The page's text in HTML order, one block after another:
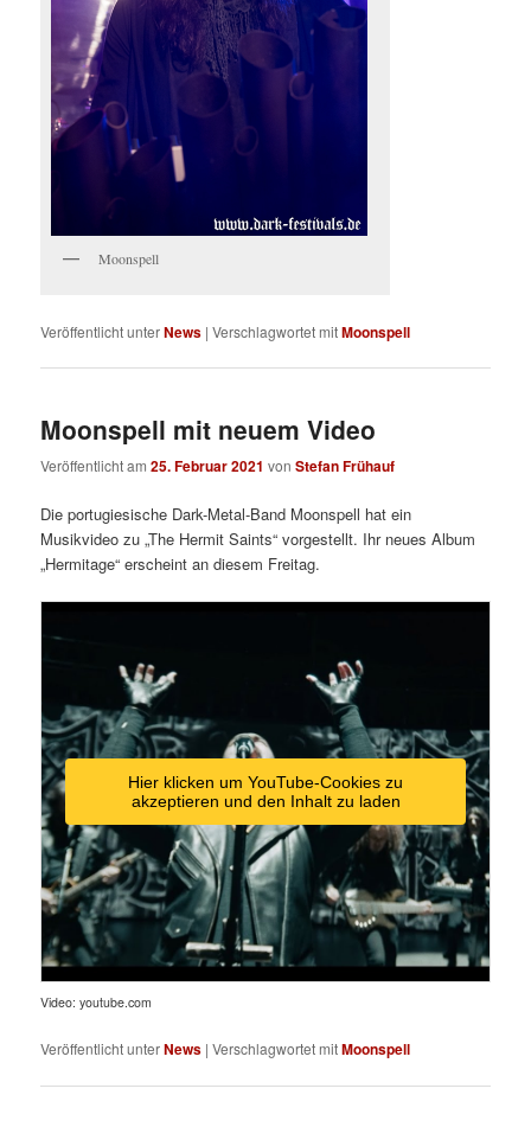
Moonspell
Veröffentlicht unterNews |Verschlagwortet mitMoonspell
Moonspell mit neuem Video
Veröffentlicht am25. Februar 2021 vonStefan Frühauf
Die portugiesische Dark-Metal-Band Moonspell hat ein
Musikvideo zu „The Hermit Saints“ vorgestellt. Ihr neues Album
„Hermitage“ erscheint an diesem Freitag.
Hier klicken um YouTube-Cookies zu
akzeptieren und den Inhalt zu laden
Video: youtube.com
Veröffentlicht unterNews |Verschlagwortet mitMoonspell